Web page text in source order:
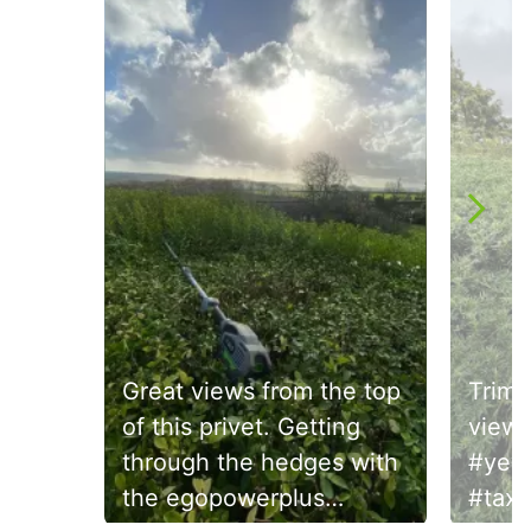
Great views from the top
of this privet. Getting
through the hedges with
the egopowerplus
view